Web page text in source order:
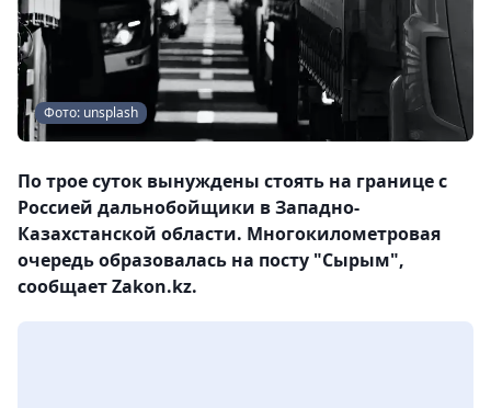
Фото: unsplash
По трое суток вынуждены стоять на границе с
Россией дальнобойщики в Западно-
Казахстанской области. Многокилометровая
очередь образовалась на посту "Сырым",
сообщает Zakon.kz.